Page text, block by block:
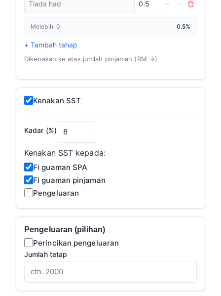
Melebihi 0 0.5%
+ Tambah tahap
Dikenakan ke atas jumlah pinjaman (RM →)
Kenakan SST
Kadar (%)
Kenakan SST kepada:
Fi guaman SPA
Fi guaman pinjaman
Pengeluaran
Pengeluaran (pilihan)
Perincikan pengeluaran
Jumlah tetap